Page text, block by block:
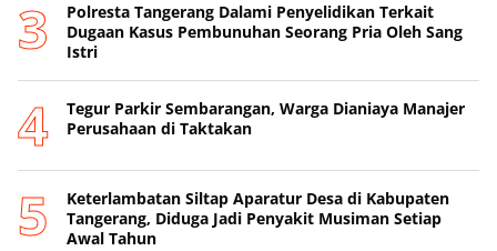
Polresta Tangerang Dalami Penyelidikan Terkait
Dugaan Kasus Pembunuhan Seorang Pria Oleh Sang
Istri
Tegur Parkir Sembarangan, Warga Dianiaya Manajer
Perusahaan di Taktakan
Keterlambatan Siltap Aparatur Desa di Kabupaten
Tangerang, Diduga Jadi Penyakit Musiman Setiap
Awal Tahun